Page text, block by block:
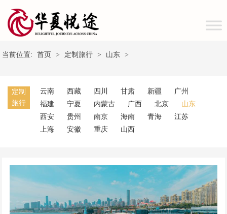
当前位置: 首页 > 定制旅行 > 山东 >
定制
旅行
云南 西藏 四川 甘肃 新疆
广州
福建
宁夏 内蒙古 广西 北京
山东
西安
贵州 南京 海南 青海
江苏
上海
安徽 重庆 山西